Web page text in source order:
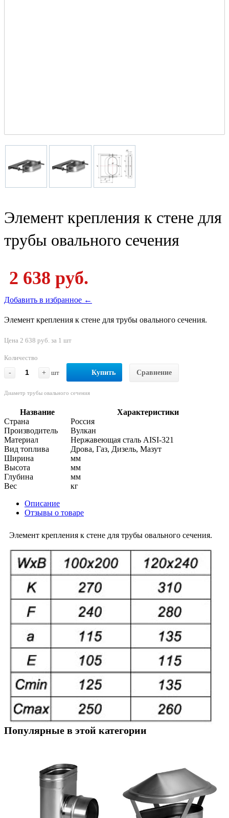
Элемент крепления к стене для
трубы овального сечения
2 638 руб.
Добавить в избранное ←
Элемент крепления к стене для трубы овального сечения.
Цена 2 638 руб. за 1 шт
Количество
-
+ шт Купить Сравнение
Диаметр трубы овального сечения
Название
Характеристики
Страна
Россия
Производитель
Вулкан
Материал
Нержавеющая сталь AISI-321
Вид топлива
Дрова, Газ, Дизель, Мазут
Ширина
мм
Высота
мм
Глубина
мм
Вес
кг
Описание
Отзывы о товаре
Элемент крепления к стене для трубы овального сечения.
Популярные в этой категории